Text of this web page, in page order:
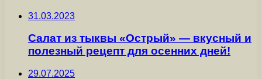
31.03.2023
Салат из тыквы «Острый» — вкусный и
полезный рецепт для осенних дней!
29.07.2025